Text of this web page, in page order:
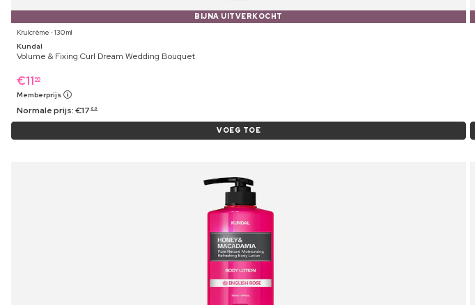
BIJNA UITVERKOCHT
Krulcrème ⋅ 130 ml
Kundal
Volume & Fixing Curl Dream Wedding Bouquet
€11 99
Memberprijs
Normale prijs:€17 69
VOEG TOE